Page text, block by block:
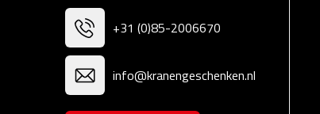
+31 (0)85-2006670
info@kranengeschenken.nl